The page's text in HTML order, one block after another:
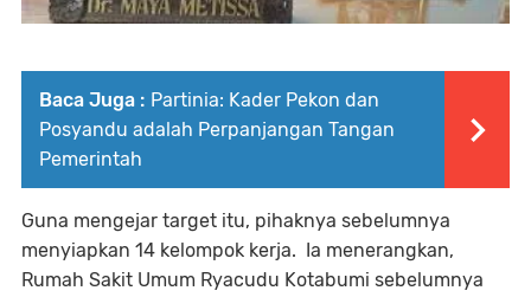
Baca Juga : Partinia: Kader Pekon dan
Posyandu adalah Perpanjangan Tangan
Pemerintah
Guna mengejar target itu, pihaknya sebelumnya
menyiapkan 14 kelompok kerja. Ia menerangkan,
Rumah Sakit Umum Ryacudu Kotabumi sebelumnya